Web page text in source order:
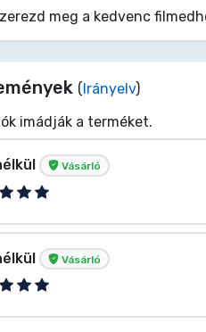
7 cm meg a kedvenc
( Irányelv)
imádják a terméket.
Vásárló
Vásárló